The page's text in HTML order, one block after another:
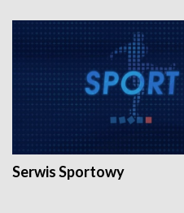
Serwis Sportowy